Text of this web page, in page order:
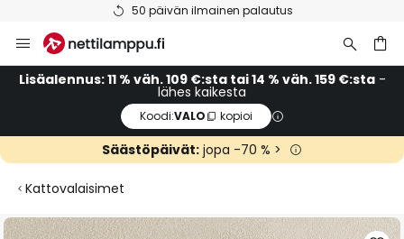
50 päivän ilmainen palautus
to
Content
Lisäalennus: 11 % väh. 109 €:sta tai 14 % väh. 159 €:sta-
lähes kaikesta
Koodi:VALO kopioi
Säästöpäivät: jopa -70 % >
Kattovalaisimet
Skip